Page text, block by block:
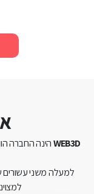
WEB3Dהינה החברה
למעלה משני עשורים